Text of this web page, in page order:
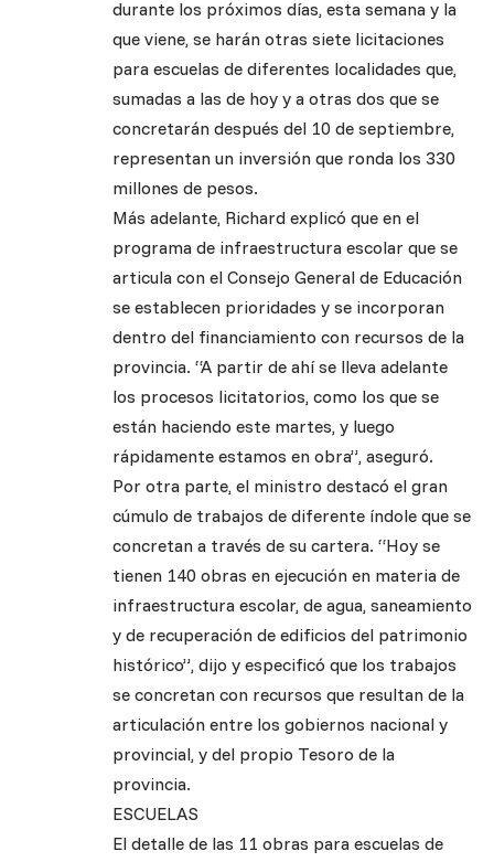
durante los próximos días, esta semana y la
que viene, se harán otras siete licitaciones
para escuelas de diferentes localidades que,
sumadas a las de hoy y a otras dos que se
concretarán después del 10 de septiembre,
representan un inversión que ronda los 330
millones de pesos.
Más adelante, Richard explicó que en el
programa de infraestructura escolar que se
articula con el Consejo General de Educación
se establecen prioridades y se incorporan
dentro del financiamiento con recursos de la
provincia. “A partir de ahí se lleva adelante
los procesos licitatorios, como los que se
están haciendo este martes, y luego
rápidamente estamos en obra”, aseguró.
Por otra parte, el ministro destacó el gran
cúmulo de trabajos de diferente índole que se
concretan a través de su cartera. “Hoy se
tienen 140 obras en ejecución en materia de
infraestructura escolar, de agua, saneamiento
y de recuperación de edificios del patrimonio
histórico”, dijo y especificó que los trabajos
se concretan con recursos que resultan de la
articulación entre los gobiernos nacional y
provincial, y del propio Tesoro de la
provincia.
ESCUELAS
El detalle de las 11 obras para escuelas de